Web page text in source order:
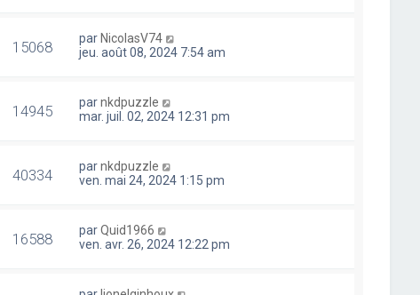
15068 par NicolasV74
jeu. août 08, 2024 7:54 am
14945 parnkdpuzzle
mar. juil. 02, 2024 12:31 pm
40334 parnkdpuzzle
ven. mai 24, 2024 1:15 pm
16588 parQuid1966
ven. avr. 26, 2024 12:22 pm